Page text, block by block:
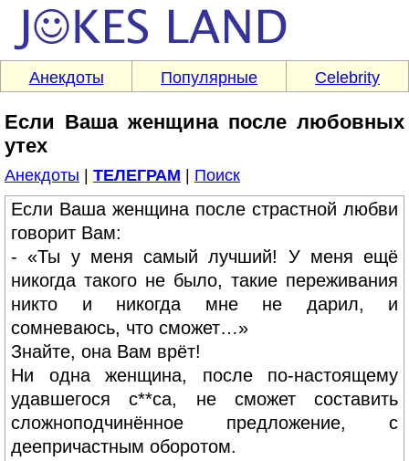
Анекдоты Популярные Celebrity
Если Ваша женщина после любовных
утех
Анекдоты ТЕЛЕГРАМ Поиск
Если Ваша женщина после страстной любви
говорит Вам:
- «Ты у меня самый лучший! У меня ещё
никогда такого не было, такие переживания
никто и никогда мне не дарил, и
сомневаюсь, что сможет…»
Знайте, она Вам врёт!
Ни одна женщина, после по-настоящему
удавшегося с**са, не сможет составить
сложноподчинённое предложение, с
деепричастным оборотом.